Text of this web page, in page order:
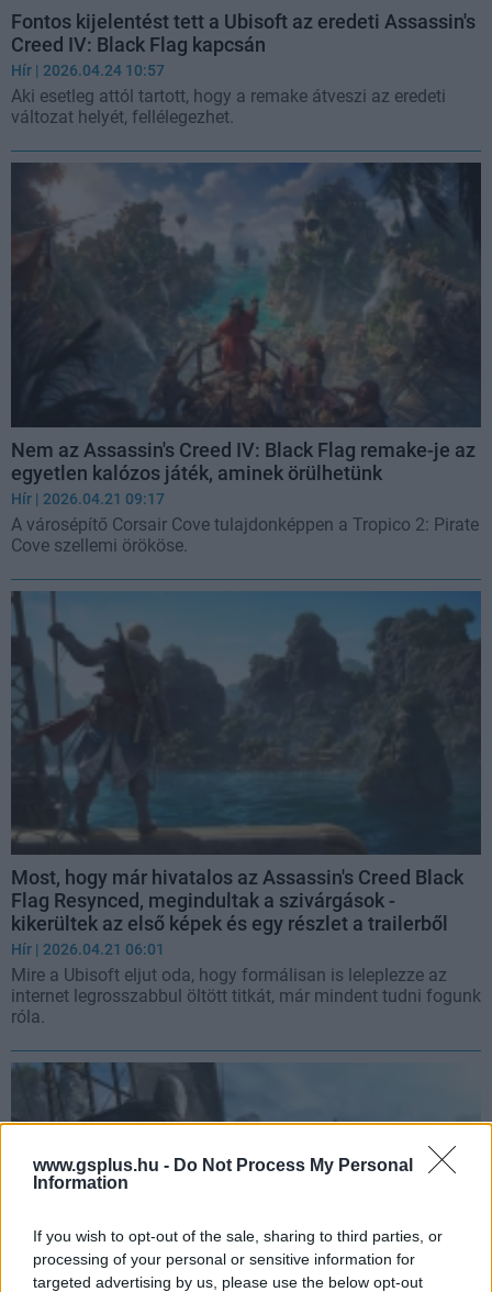
www.gsplus.hu - Do Not Process My Personal
Information
If you wish to opt-out of the sale, sharing to third parties, or
processing of your personal or sensitive information for
targeted advertising by us, please use the below opt-out
Fontos kijelentést tett a Ubisoft az eredeti Assassin's
Creed IV: Black Flag kapcsán
Hír | 2026.04.24 10:57
Aki esetleg attól tartott, hogy a remake átveszi az eredeti
változat helyét, fellélegezhet.
Nem az Assassin's Creed IV: Black Flag remake-je az
egyetlen kalózos játék, aminek örülhetünk
Hír | 2026.04.21 09:17
A városépítő Corsair Cove tulajdonképpen a Tropico 2: Pirate
Cove szellemi örököse.
Most, hogy már hivatalos az Assassin's Creed Black
Flag Resynced, megindultak a szivárgások -
kikerültek az első képek és egy részlet a trailerből
Hír | 2026.04.21 06:01
Mire a Ubisoft eljut oda, hogy formálisan is leleplezze az
internet legrosszabbul öltött titkát, már mindent tudni fogunk
róla.